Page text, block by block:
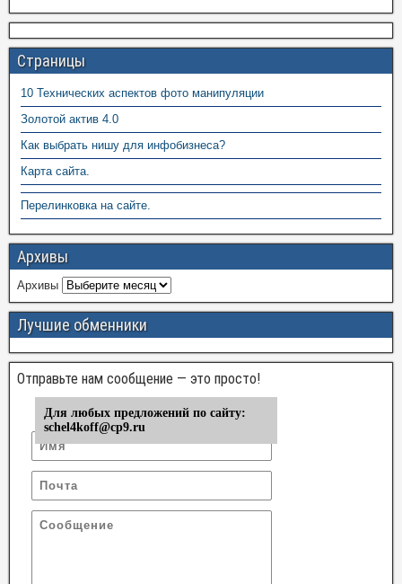
Страницы
10 Технических аспектов фото манипуляции
Золотой актив 4.0
Как выбрать нишу для инфобизнеса?
Карта сайта.
Перелинковка на сайте.
Архивы
Архивы
Лучшие обменники
Отправьте нам сообщение — это просто!